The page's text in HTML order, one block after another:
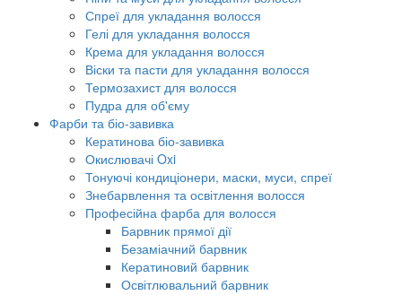
Спреї для укладання волосся
Гелі для укладання волосся
Крема для укладання волосся
Віски та пасти для укладання волосся
Термозахист для волосся
Пудра для об'єму
Фарби та біо-завивка
Кератинова біо-завивка
Окислювачі Oxi
Тонуючі кондиціонери, маски, муси, спреї
Знебарвлення та освітлення волосся
Професійна фарба для волосся
Барвник прямої дії
Безаміачний барвник
Кератиновий барвник
Освітлювальний барвник